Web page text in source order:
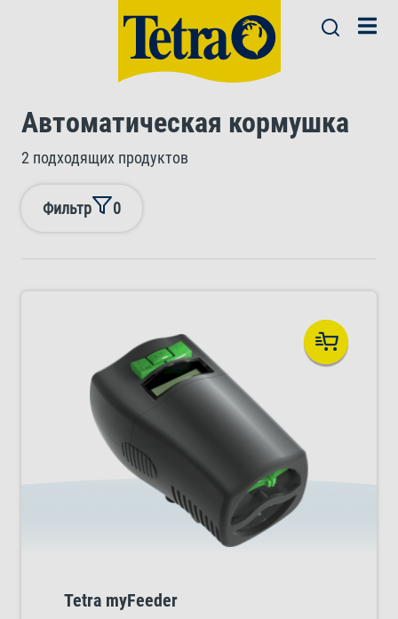
Автоматическая кормушка
2 подходящих продуктов
Фильтр 0
Tetra myFeeder